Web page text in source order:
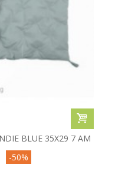
BLUE 35X29 7 AM
-50%